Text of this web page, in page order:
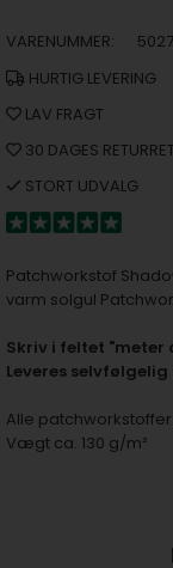
VARENUMMER:
HURTIG LEVERING
LAV FRAGT
30 DAGES RETURRET
STORT UDVALG
Patchworkstof
varm solgul
Skriv i feltet "meter
Leveres selvfølgelig
Alle patchworkstoffer
Vægt ca. 130 g/m²